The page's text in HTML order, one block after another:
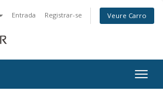
Entrada Registrar-se Veure Carro